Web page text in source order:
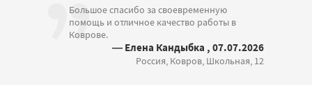
Большое спасибо за своевременную
помощь и отличное качество работы в
Коврове.
— Елена Кандыбка , 07.07.2026
Россия, Ковров, Школьная, 12